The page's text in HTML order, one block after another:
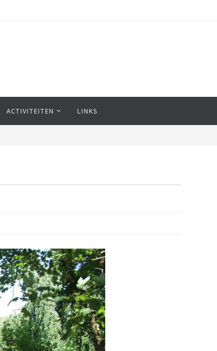
ACTIVITEITEN LINKS